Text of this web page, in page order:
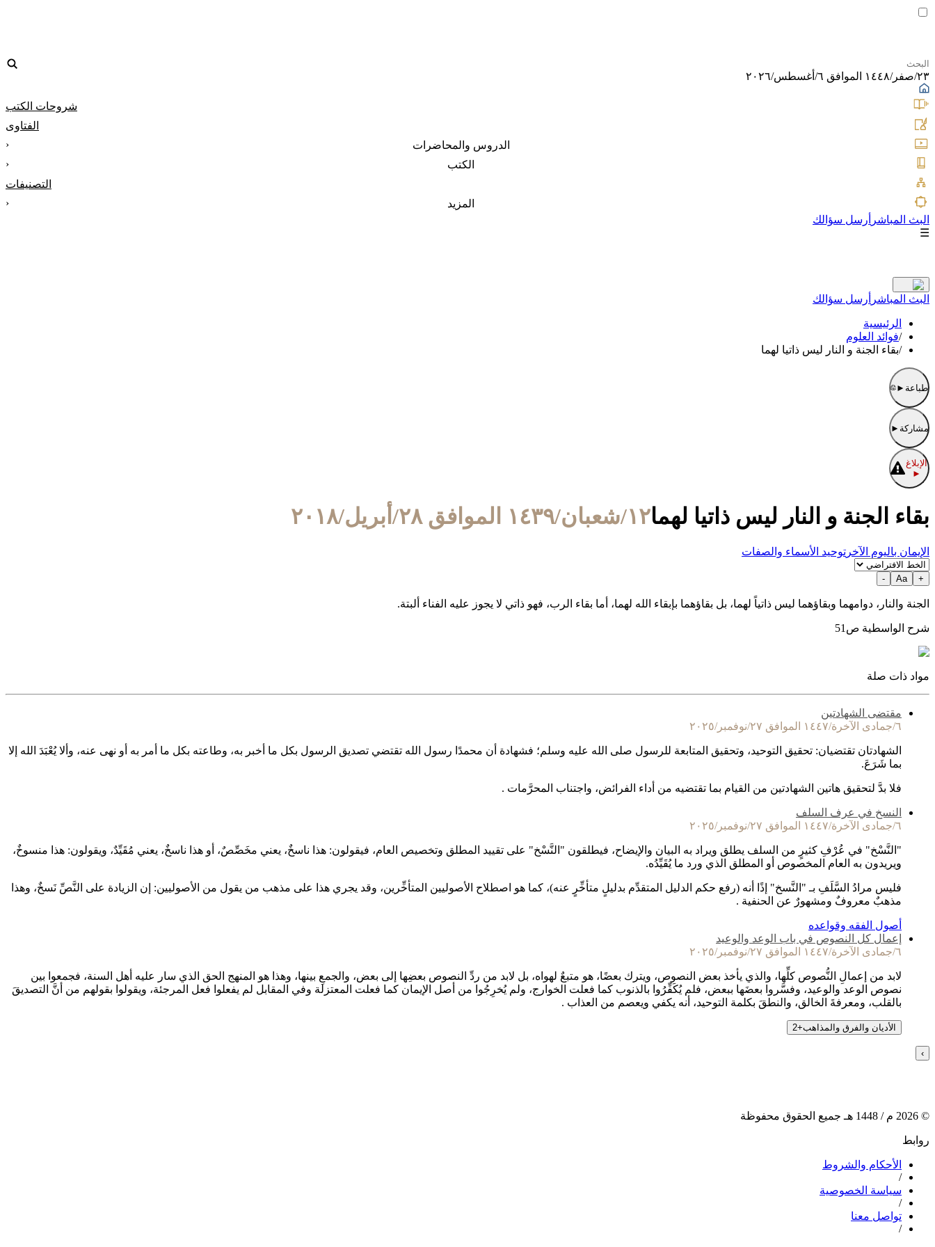
٢٣/صفر/١٤٤٨ الموافق ٦/أغسطس/٢٠٢٦
شروحات الكتب
الفتاوى
الدروس والمحاضرات
‹
الكتب
‹
التصنيفات
المزيد
‹
البث المباشر أرسل سؤالك
☰
البث المباشر أرسل سؤالك
الرئيسية
/فوائد العلوم
/بقاء الجنة و النار ليس ذاتيا لهما
طباعة ►
مشاركة ►
الإبلاغ
►
بقاء الجنة و النار ليس ذاتيا لهما١٢/شعبان/١٤٣٩ الموافق ٢٨/أبريل/٢٠١٨
الإيمان باليوم الآخر توحيد الأسماء والصفات
+
Aa
-
الجنة والنار، دوامهما وبقاؤهما ليس ذاتياً لهما، بل بقاؤهما بإبقاء الله لهما، أما بقاء الرب، فهو ذاتي لا يجوز عليه الفناء ألبتة.
شرح الواسطية ص51
مواد ذات صلة
مقتضى الشهادتين
٦/جمادى الآخرة/١٤٤٧ الموافق ٢٧/نوفمبر/٢٠٢٥
الشهادتان تقتضيان: تحقيق التوحيد، وتحقيق المتابعة للرسول صلى الله عليه وسلم؛ فشهادة أن محمدًا رسول الله تقتضي تصديق الرسول بكل ما أخبر به، وطاعته بكل ما أمر به أو نهى عنه، وألا يُعْبَدَ الله إلا
بما شَرَعَ.
فلا بدَّ لتحقيق هاتين الشهادتين من القيام بما تقتضيه من أداء الفرائض، واجتناب المحرَّمات .
النسخ في عرف السلف
٦/جمادى الآخرة/١٤٤٧ الموافق ٢٧/نوفمبر/٢٠٢٥
"النَّسْخ" في عُرْفِ كثيرٍ من السلف يطلق ويراد به البيان والإيضاح، فيطلقون "النَّسْخ" على تقييد المطلق وتخصيص العام، فيقولون: هذا ناسخٌ، يعني مخَصِّصٌ، أو هذا ناسخٌ، يعني مُقَيِّدٌ، ويقولون: هذا منسوخٌ،
ويريدون به العام المخصوص أو المطلق الذي ورد ما يُقَيِّدُه.
فليس مرادُ السَّلَفِ بـ "النَّسخ" إذًا أنه (رفع حكم الدليل المتقدِّم بدليلٍ متأخِّرٍ عنه)، كما هو اصطلاح الأصوليين المتأخِّرين، وقد يجري هذا على مذهب من يقول من الأصوليين: إن الزيادة على النَّصِّ نَسخٌ، وهذا
مذهبٌ معروفٌ ومشهورٌ عن الحنفية .
أصول الفقه وقواعده
إعمال كل النصوص في باب الوعد والوعيد
٦/جمادى الآخرة/١٤٤٧ الموافق ٢٧/نوفمبر/٢٠٢٥
لابد من إعمالِ النُّصوص كلِّها، والذي يأخذ بعض النصوص، ويترك بعضًا، هو متبعٌ لهواه، بل لابد من ردِّ النصوص بعضِها إلى بعض، والجمعِ بينها، وهذا هو المنهج الحق الذي سار عليه أهل السنة، فجمعوا بين
نصوص الوعد والوعيد، وفسَّروا بعضَها ببعض، فلم يُكَفِّرُوا بالذنوب كما فعلت الخوارج، ولم يُخرِجُوا من أصل الإيمان كما فعلت المعتزلة وفي المقابل لم يفعلوا فعل المرجئة، ويقولوا بقولهم من أنَّ التصديقَ
بالقلب، ومعرفةَ الخالق، والنطقَ بكلمة التوحيد، أنه يكفي ويعصم من العذاب .
الأديان والفرق والمذاهب+
2
›
©
2026 م / 1448 هـ جميع الحقوق محفوظة
روابط
الأحكام والشروط
/
سياسة الخصوصية
/
تواصل معنا
/